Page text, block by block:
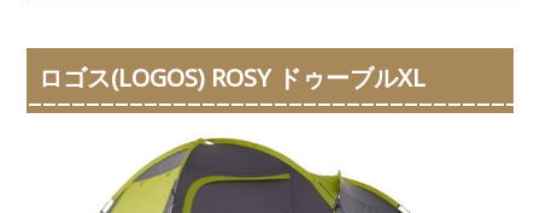
ロゴス(LOGOS) ROSY ドゥーブルXL